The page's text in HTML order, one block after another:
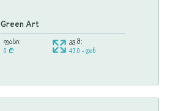
Green Art
ფასი:
0 ¢
კვ.მ:
43.0 - დან